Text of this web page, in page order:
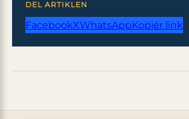
DEL ARTIKLEN
FacebookXWhatsAppKopiér link